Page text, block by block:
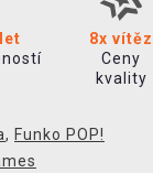
8x vítěz
Ceny
kvality
, Funko POP!